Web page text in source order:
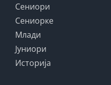
Сениори
Сениорке
Млади
Јуниори
Историја